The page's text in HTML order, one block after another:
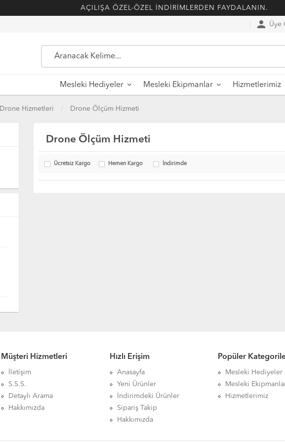
AÇILIŞA ÖZEL-ÖZEL İNDİRİMLERDEN FAYDALANIN.
person Üye
Mesleki Hediyeler Mesleki Ekipmanlar Hizmetlerimiz
Drone Hizmetleri Drone Ölçüm Hizmeti
Drone Ölçüm Hizmeti
Ücretsiz Kargo Hemen Kargo İndirimde
Müşteri Hizmetleri
İletişim
S.S.S.
Detaylı Arama
Hakkımızda
Hızlı Erişim
Anasayfa
Yeni Ürünler
İndirimdeki Ürünler
Sipariş Takip
Hakkımızda
Popüler
Mesleki Hediyeler
Mesleki
Hizmetlerimiz